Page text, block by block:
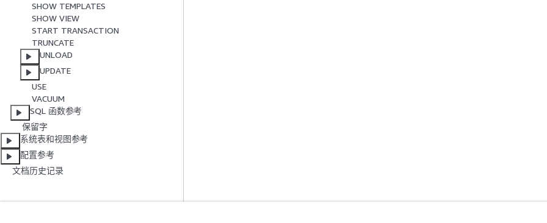
SHOW TEMPLATES
SHOW VIEW
START TRANSACTION
TRUNCATE
UNLOAD
UPDATE
USE
VACUUM
SQL 函数参考
保留字
系统表和视图参考
配置参考
文档历史记录